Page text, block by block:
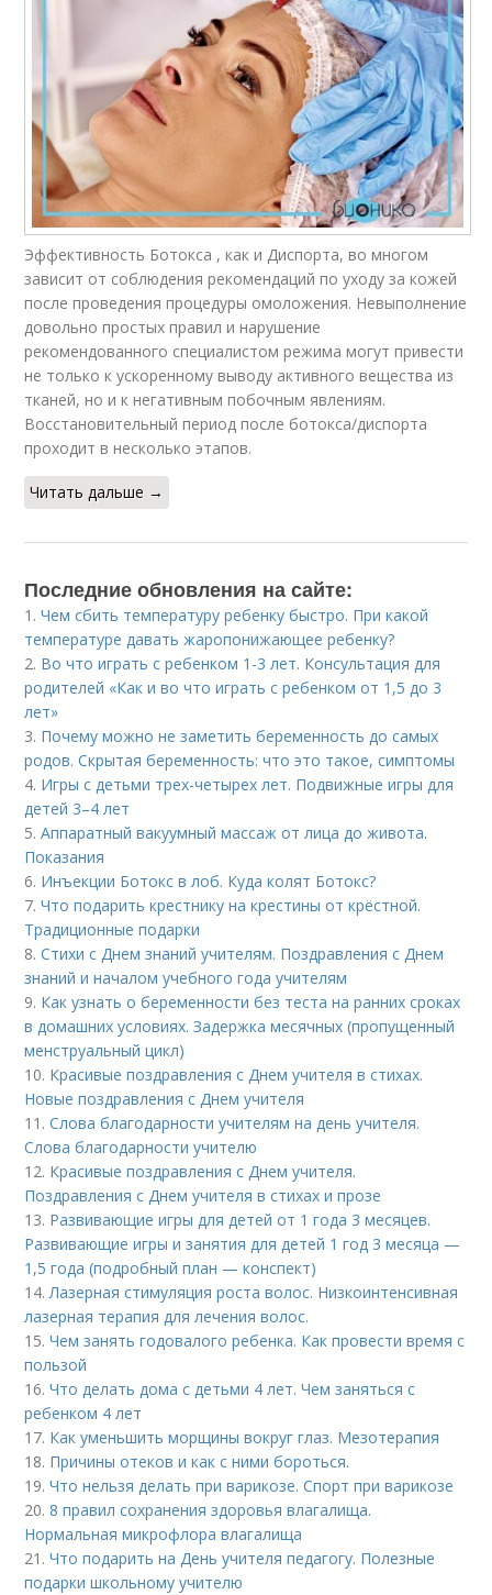
Эффективность Ботокса , как и Диспорта, во многом
зависит от соблюдения рекомендаций по уходу за кожей
после проведения процедуры омоложения. Невыполнение
довольно простых правил и нарушение
рекомендованного специалистом режима могут привести
не только к ускоренному выводу активного вещества из
тканей, но и к негативным побочным явлениям.
Восстановительный период после ботокса/диспорта
проходит в несколько этапов.
Читать дальше →
Последние обновления на сайте:
1.Чем сбить температуру ребенку быстро. При какой
температуре давать жаропонижающее ребенку?
2. Во что играть с ребенком 1-3 лет. Консультация для
родителей «Как и во что играть с ребенком от 1,5 до 3
лет»
3. Почему можно не заметить беременность до самых
родов. Скрытая беременность: что это такое, симптомы
4. Игры с детьми трех-четырех лет. Подвижные игры для
детей 3–4 лет
5.Аппаратный вакуумный массаж от лица до живота.
Показания
6. Инъекции Ботокс в лоб. Куда колят Ботокс?
7.Что подарить крестнику на крестины от крёстной.
Традиционные подарки
8.Стихи с Днем знаний учителям. Поздравления с Днем
знаний и началом учебного года учителям
9. Как узнать о беременности без теста на ранних сроках
в домашних условиях. Задержка месячных (пропущенный
менструальный цикл)
10. Красивые поздравления с Днем учителя в стихах.
Новые поздравления с Днем учителя
11.Слова благодарности учителям на день учителя.
Слова благодарности учителю
12. Красивые поздравления с Днем учителя.
Поздравления с Днем учителя в стихах и прозе
13. Развивающие игры для детей от 1 года 3 месяцев.
Развивающие игры и занятия для детей 1 год 3 месяца —
1,5 года (подробный план — конспект)
14.Лазерная стимуляция роста волос. Низкоинтенсивная
лазерная терапия для лечения волос.
15.Чем занять годовалого ребенка. Как провести время с
пользой
16.Что делать дома с детьми 4 лет. Чем заняться с
ребенком 4 лет
17. Как уменьшить морщины вокруг глаз. Мезотерапия
18. Причины отеков и как с ними бороться.
19.Что нельзя делать при варикозе. Спорт при варикозе
20.8 правил сохранения здоровья влагалища.
Нормальная микрофлора влагалища
21.Что подарить на День учителя педагогу. Полезные
подарки школьному учителю